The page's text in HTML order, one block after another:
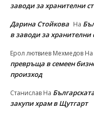
заводи за хранителни
Дарина Стойкова На
в заводи за
Ерол лютвиев Мехмедов На
превръща в семеен
произход
Станислав На
закупи храм в Щутгарт